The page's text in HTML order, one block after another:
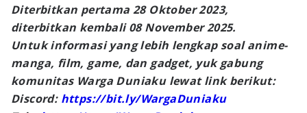
Diterbitkan pertama 28 Oktober 2023,
diterbitkan kembali 08 November 2025.
Untuk informasi yang lebih lengkap soal anime-
manga, film, game, dan gadget, yuk gabung
komunitas Warga Duniaku lewat link berikut:
Discord: https://bit.ly/WargaDuniaku